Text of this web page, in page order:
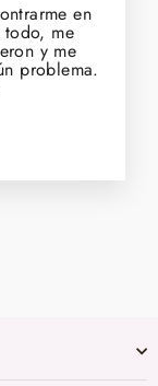
en
todo, me
y me
problema.